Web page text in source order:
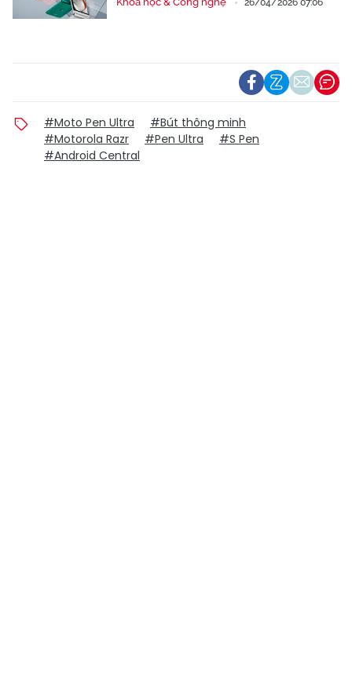
26/04/2026 07:06
#Moto Pen Ultra
#Bút thông minh
#Motorola Razr
#Pen Ultra
#S Pen
#Android Central